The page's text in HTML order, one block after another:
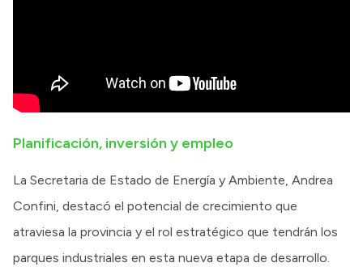
Planificación, inversión y empleo
La Secretaria de Estado de Energía y Ambiente, Andrea
Confini, destacó el potencial de crecimiento que
atraviesa la provincia y el rol estratégico que tendrán los
parques industriales en esta nueva etapa de desarrollo.